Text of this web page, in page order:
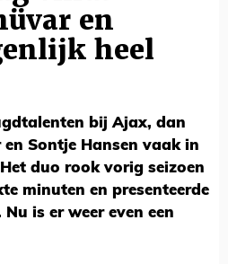
en
heel
bij Ajax, dan
Sontje Hansen vaak in
duo rook vorig seizoen
minuten en presenteerde
is er weer even een